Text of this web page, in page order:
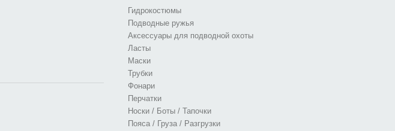
Гидрокостюмы
Подводные ружья
Аксессуары для подводной охоты
Ласты
Маски
Трубки
Фонари
Перчатки
Носки / Боты / Тапочки
Пояса / Груза / Разгрузки